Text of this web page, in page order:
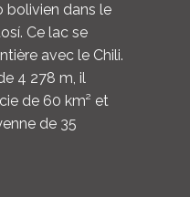
bolivien dans le
Ce lac se
avec le Chili.
4 278 m, il
de 60 km² et
de 35